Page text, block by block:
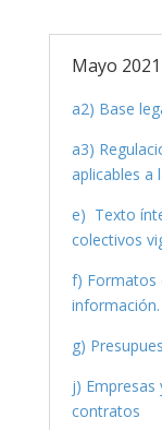
Mayo 2021
a2) Base
a3)
aplicables a
e) Texto
colectivos
f) Formatos
información.
g)
j) Empresas
contratos